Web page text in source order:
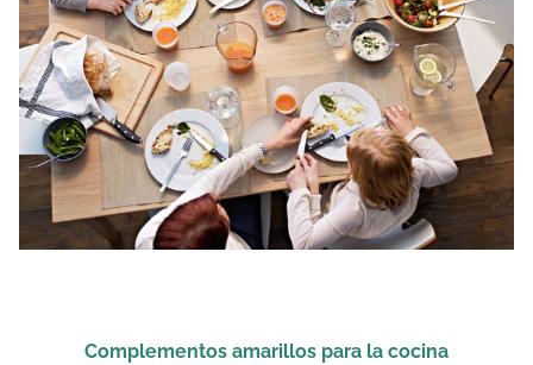
Complementos amarillos para la cocina